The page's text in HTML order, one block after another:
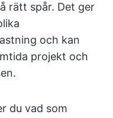
rätt spår. Det ger
och kan
projekt och
du vad som